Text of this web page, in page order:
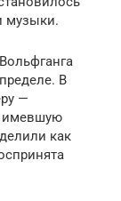
музыки.
В
—
имевшую
как